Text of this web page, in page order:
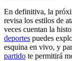
En definitiva, la
revisa los estilos de
veces cuentan la
deportes puedes
esquina en vivo, y
partido te permitirá